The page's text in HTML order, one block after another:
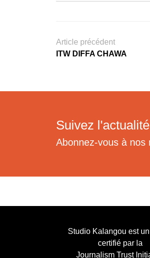
Article précédent
ITW DIFFA CHAWA
Suivez
Abonnez-vous à nos
Studio Kalangou est
certifié par la
Journalism Trust